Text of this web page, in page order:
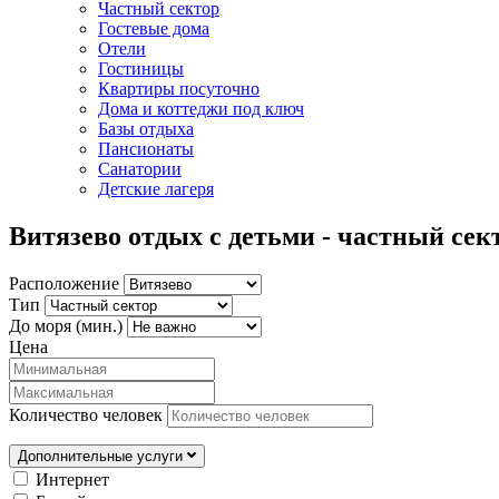
Частный сектор
Гостевые дома
Отели
Гостиницы
Квартиры посуточно
Дома и коттеджи под ключ
Базы отдыха
Пансионаты
Санатории
Детские лагеря
Витязево отдых с детьми - частный
Расположение
Тип
До моря (мин.)
Цена
Количество человек
Дополнительные услуги
Интернет